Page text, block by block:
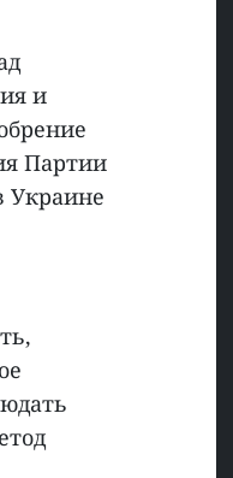
и
Партии
Украине